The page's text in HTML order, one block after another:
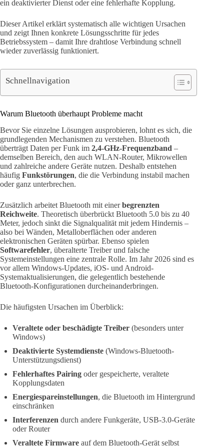
ein deaktivierter Dienst oder eine fehlerhafte Kopplung.
Dieser Artikel erklärt systematisch alle wichtigen Ursachen
und zeigt Ihnen konkrete Lösungsschritte für jedes
Betriebssystem – damit Ihre drahtlose Verbindung schnell
wieder zuverlässig funktioniert.
Schnellnavigation
Warum Bluetooth überhaupt Probleme macht
Bevor Sie einzelne Lösungen ausprobieren, lohnt es sich, die
grundlegenden Mechanismen zu verstehen. Bluetooth
überträgt Daten per Funk im 2,4-GHz-Frequenzband –
demselben Bereich, den auch WLAN-Router, Mikrowellen
und zahlreiche andere Geräte nutzen. Deshalb entstehen
häufig Funkstörungen, die die Verbindung instabil machen
oder ganz unterbrechen.
Zusätzlich arbeitet Bluetooth mit einerbegrenzten
Reichweite. Theoretisch überbrückt Bluetooth 5.0 bis zu 40
Meter, jedoch sinkt die Signalqualität mit jedem Hindernis –
also bei Wänden, Metalloberflächen oder anderen
elektronischen Geräten spürbar. Ebenso spielen
Softwarefehler, überalterte Treiber und falsche
Systemeinstellungen eine zentrale Rolle. Im Jahr 2026 sind es
vor allem Windows-Updates, iOS- und Android-
Systemaktualisierungen, die gelegentlich bestehende
Bluetooth-Konfigurationen durcheinanderbringen.
Die häufigsten Ursachen im Überblick:
Veraltete oder beschädigte Treiber (besonders unter
Windows)
Deaktivierte Systemdienste (Windows-Bluetooth-
Unterstützungsdienst)
Fehlerhaftes Pairing oder gespeicherte, veraltete
Kopplungsdaten
Energiespareinstellungen, die Bluetooth im Hintergrund
einschränken
Interferenzen durch andere Funkgeräte, USB-3.0-Geräte
oder Router
Veraltete Firmware auf dem Bluetooth-Gerät selbst